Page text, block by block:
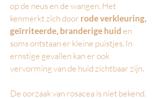
op de neus en de wangen. Het
kenmerkt zich door rode verkleuring,
geïrriteerde, branderige huiden
soms ontstaan er kleine puistjes. In
ernstige gevallen kan er ook
vervorming van de huid zichtbaar zijn.
De oorzaak van rosacea is niet bekend.